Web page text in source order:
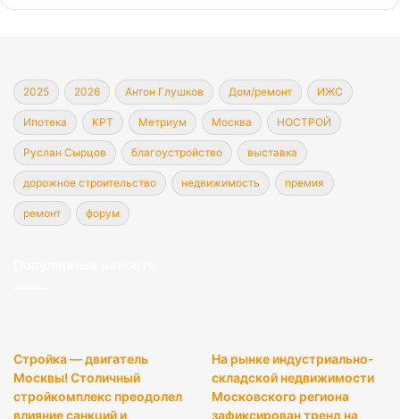
2025 2026 Антон Глушков Дом/ремонт ИЖС
Ипотека КРТ Метриум Москва НОСТРОЙ
Руслан Сырцов благоустройство выставка
дорожное строительство недвижимость премия
ремонт форум
Стройка — двигатель
Москвы! Столичный
стройкомплекс преодолел
влияние санкций и
На рынке индустриально-
складской недвижимости
Московского региона
зафиксирован тренд на